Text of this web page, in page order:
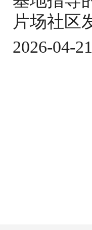
片场社区
2026-04-